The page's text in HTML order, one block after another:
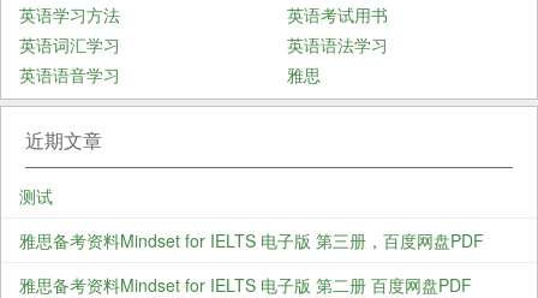
英语学习方法
英语考试用书
英语词汇学习
英语语法学习
英语语音学习
雅思
近期文章
测试
雅思备考资料Mindset for IELTS 电子版 第三册，百度网盘PDF
雅思备考资料Mindset for IELTS 电子版 第二册 百度网盘PDF